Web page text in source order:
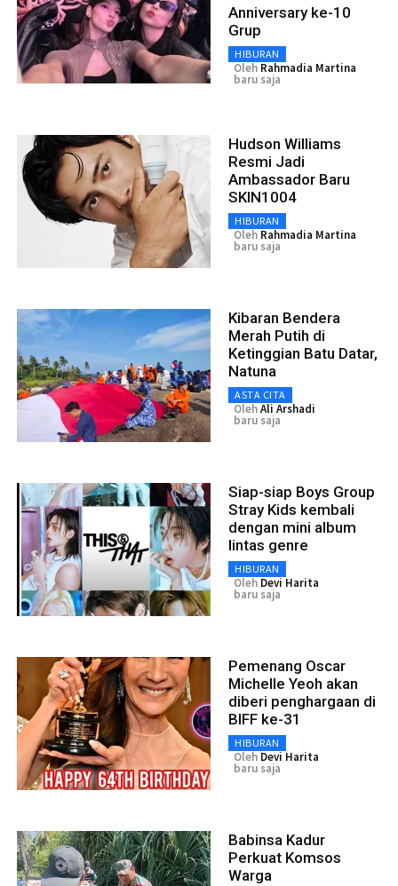
Anniversary ke-10
Grup
HIBURAN
Oleh Rahmadia Martina
baru saja
Hudson Williams
Resmi Jadi
Ambassador Baru
SKIN1004
HIBURAN
Oleh Rahmadia Martina
baru saja
Kibaran Bendera
Merah Putih di
Ketinggian Batu Datar,
Natuna
ASTA CITA
OlehAli Arshadi
baru saja
Siap-siap Boys Group
Stray Kids kembali
dengan mini album
lintas genre
HIBURAN
Oleh Devi Harita
baru saja
Pemenang Oscar
Michelle Yeoh akan
diberi penghargaan di
BIFF ke-31
HIBURAN
Oleh Devi Harita
baru saja
Babinsa Kadur
Perkuat Komsos
Warga